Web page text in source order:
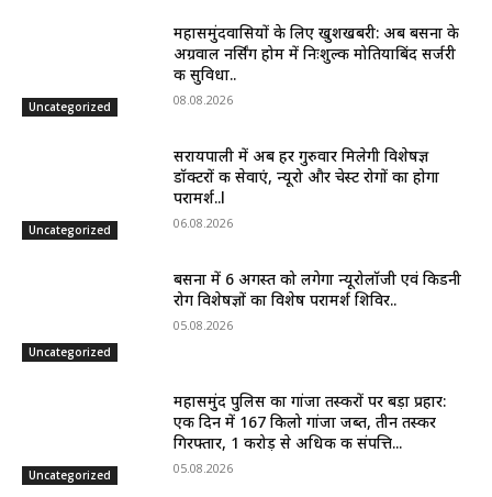
Uncategorized
महासमुंदवासियों के लिए खुशखबरी: अब बसना के
अग्रवाल नर्सिंग होम में निःशुल्क मोतियाबिंद सर्जरी
की सुविधा..
08.08.2026
Uncategorized
सरायपाली में अब हर गुरुवार मिलेगी विशेषज्ञ
डॉक्टरों की सेवाएं, न्यूरो और चेस्ट रोगों का होगा
परामर्श..l
06.08.2026
Uncategorized
बसना में 6 अगस्त को लगेगा न्यूरोलॉजी एवं किडनी
रोग विशेषज्ञों का विशेष परामर्श शिविर..
05.08.2026
Uncategorized
महासमुंद पुलिस का गांजा तस्करों पर बड़ा प्रहार:
एक दिन में 167 किलो गांजा जब्त, तीन तस्कर
गिरफ्तार, 1 करोड़ से अधिक की संपत्ति...
05.08.2026